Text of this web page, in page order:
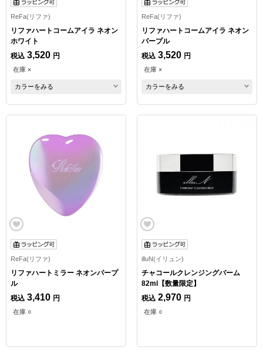
ReFa(リファ)
リファハートコームアイラ ネオン
ホワイト
税込 3,520 円
在庫 ×
カラーをみる
ReFa(リファ)
リファハートコームアイラ ネオン
パープル
税込 3,520 円
在庫 ×
カラーをみる
ReFa(リファ)
リファハートミラー ネオンパープ
ル
税込 3,410 円
在庫 ○
illuN(イリュン)
チャコールクレンジングバーム
82ml【数量限定】
税込 2,970 円
在庫 ○